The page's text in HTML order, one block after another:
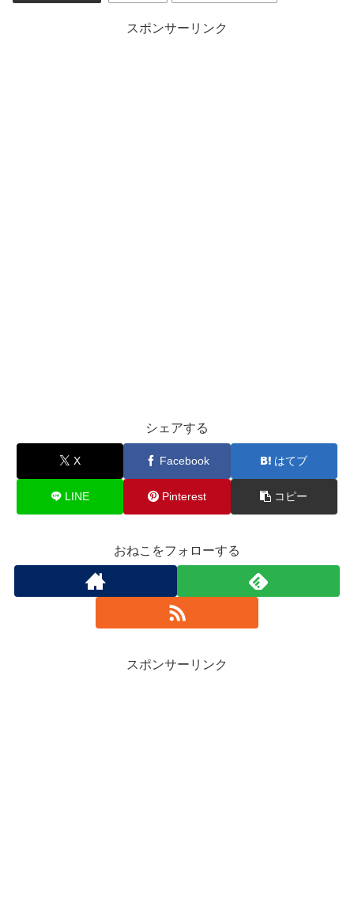
スポンサーリンク
シェアする
X Facebook はてブ
LINE Pinterest コピー
おねこをフォローする
スポンサーリンク